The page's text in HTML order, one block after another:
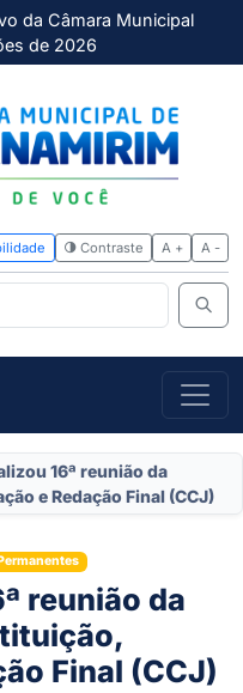
da Câmara Municipal
de 2026
16ª reunião da
e Redação Final (CCJ)
reunião da
Final (CCJ)